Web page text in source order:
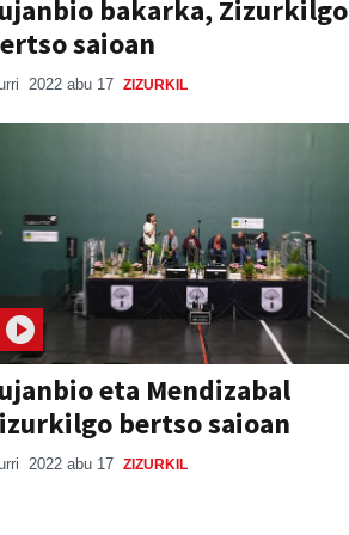
bakarka, Zizurkilgo
saioan
2022 abu 17 ZIZURKIL
eta Mendizabal
bertso saioan
2022 abu 17 ZIZURKIL